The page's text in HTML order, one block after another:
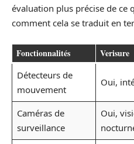
évaluation plus précise de ce
comment cela se traduit en
Fonctionnalités Verisure
Détecteurs de
mouvement
Oui,
Caméras de
surveillance
Oui,